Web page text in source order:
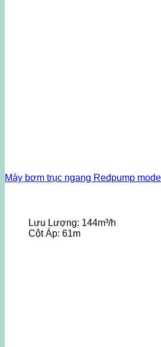
Máy bơm trục ngang Redpump
Lưu Lượng: 144m³/h
Cột Áp: 61m